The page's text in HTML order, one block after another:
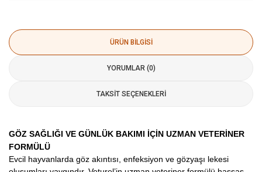
ÜRÜN BILGISI
YORUMLAR (0)
TAKSIT SEÇENEKLERI
GÖZ SAĞLIĞI VE GÜNLÜK BAKIMI İÇİN UZMAN VETERİNER
FORMÜLÜ
Evcil hayvanlarda göz akıntısı, enfeksiyon ve gözyaşı lekesi